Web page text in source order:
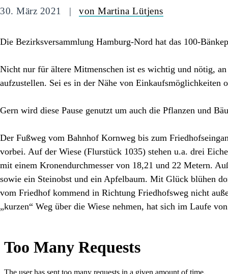
30. März 2021 von Martina Lütjens
Die Bezirksversammlung Hamburg-Nord hat das 100-
Nicht nur für ältere Mitmenschen ist es wichtig und nötig,
aufzustellen. Sei es in der Nähe von Einkaufsmöglichkeiten
Gern wird diese Pause genutzt um auch die Pflanzen und
Der Fußweg vom Bahnhof Kornweg bis zum
vorbei. Auf der Wiese (Flurstück 1035) stehen u.a. drei
mit einem Kronendurchmesser von 18,21 und 22 Metern.
sowie ein Steinobst und ein Apfelbaum. Mit Glück blühen
vom Friedhof kommend in Richtung Friedhofsweg nicht
„kurzen“ Weg über die Wiese nehmen, hat sich im Laufe